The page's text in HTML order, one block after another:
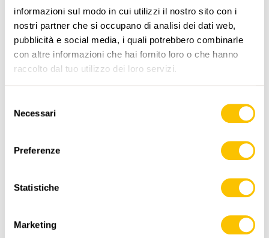
informazioni sul modo in cui utilizzi il nostro sito con i
nostri partner che si occupano di analisi dei dati web,
pubblicità e social media, i quali potrebbero combinarle
con altre informazioni che hai fornito loro o che hanno
raccolto dal tuo utilizzo dei loro servizi.
delNecessari
Preferenze
Statistiche
Marketing
Dati:
swisstopo
ITINERARIO